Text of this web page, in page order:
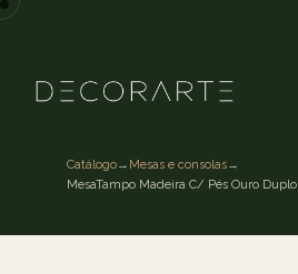
Catálogo→ Mesas e consolas→
MesaTampo Madeira C/ Pés Ouro Duplo